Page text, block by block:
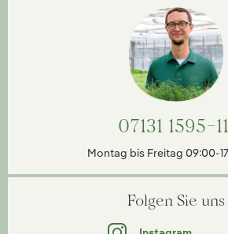
07131 1595-
Montag bis Freitag 09:00-
Folgen Sie uns